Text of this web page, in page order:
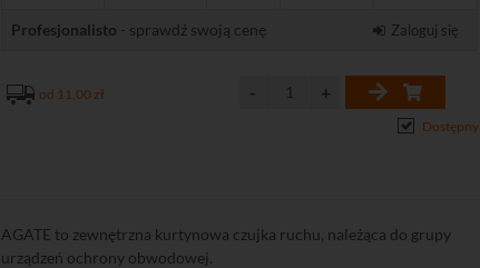
Profesjonalisto - sprawdź swoją cenę Zaloguj się
od 11,00 zł
Dostępny
AGATE to zewnętrzna kurtynowa czujka ruchu, należąca do grupy
urządzeń ochrony obwodowej.